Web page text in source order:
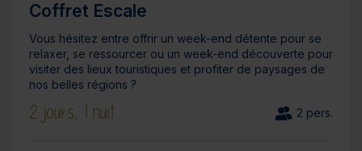
Coffret Escale
Vous hésitez entre offrir un week-end détente pour se
relaxer, se ressourcer ou un week-end découverte pour
visiter des lieux touristiques et profiter de paysages de
nos belles régions ?
2 jours, 1 nuit 2 pers.